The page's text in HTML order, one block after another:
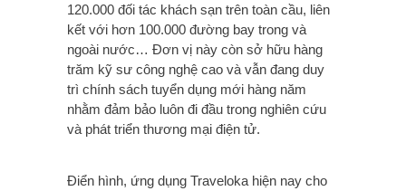
120.000 đối tác khách sạn trên toàn cầu, liên
kết với hơn 100.000 đường bay trong và
ngoài nước… Đơn vị này còn sở hữu hàng
trăm kỹ sư công nghệ cao và vẫn đang duy
trì chính sách tuyển dụng mới hàng năm
nhằm đảm bảo luôn đi đầu trong nghiên cứu
và phát triển thương mại điện tử.
Điển hình, ứng dụng Traveloka hiện nay cho